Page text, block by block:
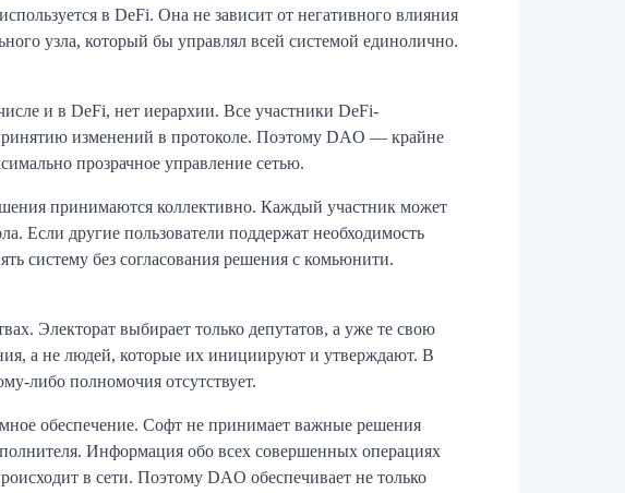
в DeFi. Она не зависит от негативного влияния
узла, который бы управлял всей системой единолично.
и в DeFi, нет иерархии. Все участники DeFi-
изменений в протоколе. Поэтому DAO — крайне
прозрачное управление сетью.
принимаются коллективно. Каждый участник может
Если другие пользователи поддержат необходимость
систему без согласования решения с комьюнити.
Электорат выбирает только депутатов, а уже те свою
а не людей, которые их инициируют и утверждают. В
либо полномочия отсутствует.
обеспечение. Софт не принимает важные решения
Информация обо всех совершенных операциях
в сети. Поэтому DAO обеспечивает не только